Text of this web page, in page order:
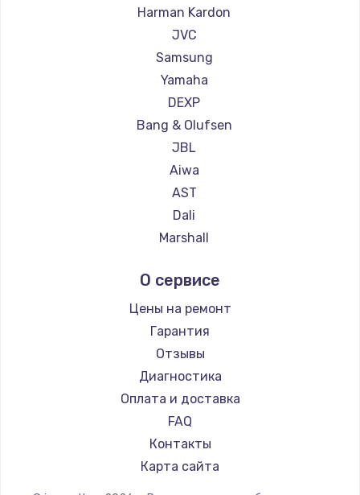
Harman Kardon
JVC
Samsung
Yamaha
DEXP
Bang & Olufsen
JBL
Aiwa
AST
Dali
Marshall
О сервисе
Цены на ремонт
Гарантия
Отзывы
Диагностика
Оплата и доставка
FAQ
Контакты
Карта сайта